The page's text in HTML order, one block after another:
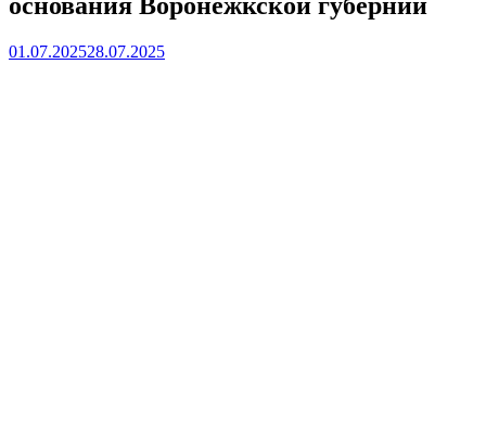
01.07.202528.07.2025